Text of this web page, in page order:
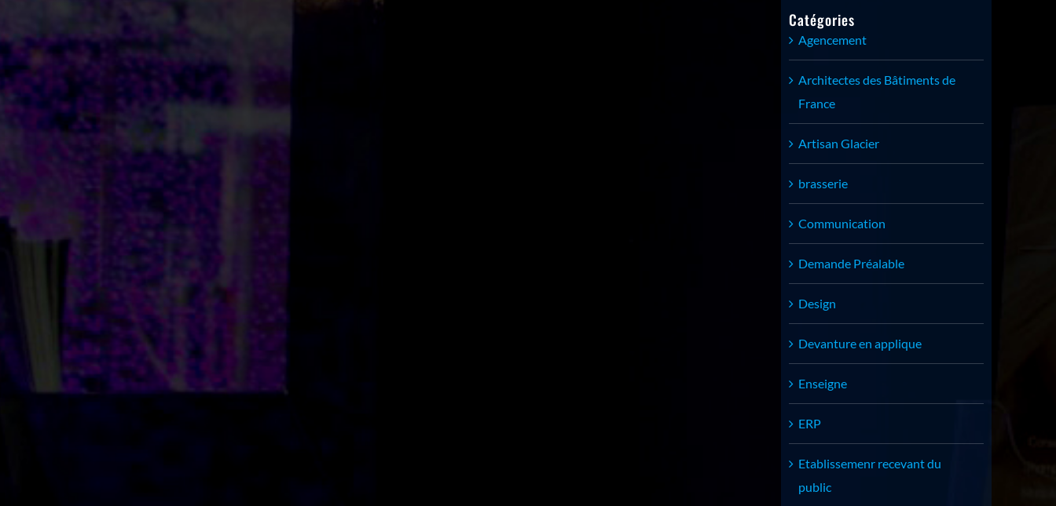
Catégories
Agencement
Architectes des Bâtiments de
France
Artisan Glacier
brasserie
Communication
Demande Préalable
Design
Devanture en applique
Enseigne
ERP
Etablissemenr recevant du
public